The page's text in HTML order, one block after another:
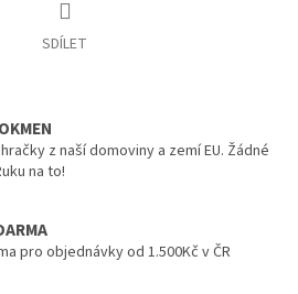
SDÍLET
z naší domoviny a zemí EU. Žádné
na to!
pro objednávky od 1.500Kč v ČR